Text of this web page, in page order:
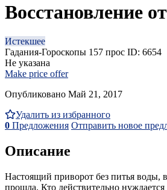
Восстановление
Истекшее
Гадания-Гороскопы 157 прос ID: 6654
Не указана
Make price offer
Опубликовано Май 21, 2017
Удалить из избранного
0 Предложения Отправить новое
Описание
Настоящий приворот без питья воды,
прошла. Кто действительно